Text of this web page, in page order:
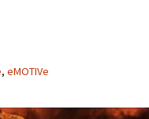
, eMOTIVe